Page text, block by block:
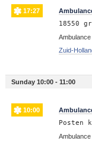
17:27
18550
Ambulance
Zuid-
Sunday 10:00 - 11:00
10:00
Posten
Ambulance